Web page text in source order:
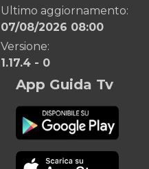
Ultimo aggiornamento:
07/08/2026 08:00
Versione:
1.17.4 - 0
App Guida Tv